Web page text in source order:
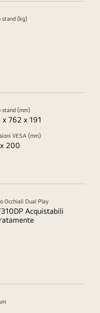
stand (kg)
stand (mm)
x 762 x 191
VESA (mm)
200
Occhiali Dual Play
Acquistabili